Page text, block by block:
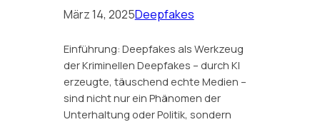
März 14, 2025Deepfakes
Einführung: Deepfakes als Werkzeug
der Kriminellen Deepfakes – durch KI
erzeugte, täuschend echte Medien –
sind nicht nur ein Phänomen der
Unterhaltung oder Politik, sondern